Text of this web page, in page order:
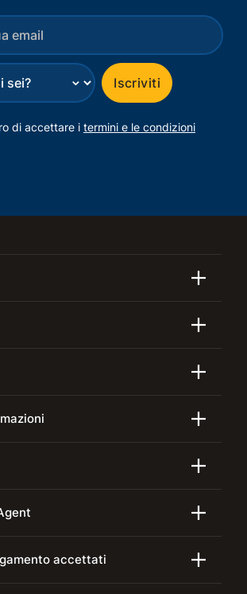
⌄ Iscriviti
di accettare i termini e le condizioni
accettati